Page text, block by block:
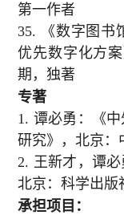
第一作者
35.
《数字图
优先数字化方
期，独著
专著
1. 谭必勇：《
研究》，北京：
2. 王新才，谭
北京：科学出版
承担项目：